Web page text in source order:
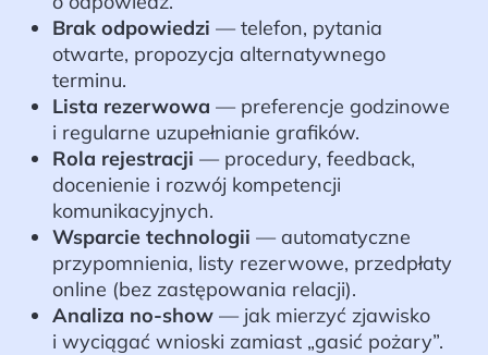
Brak odpowiedzi — telefon, pytania
otwarte, propozycja alternatywnego
terminu.
Lista rezerwowa — preferencje godzinowe
i regularne uzupełnianie grafików.
Rola rejestracji — procedury, feedback,
docenienie i rozwój kompetencji
komunikacyjnych.
Wsparcie technologii — automatyczne
przypomnienia, listy rezerwowe, przedpłaty
online (bez zastępowania relacji).
Analiza no-show— jak mierzyć zjawisko
i wyciągać wnioski zamiast „gasić pożary”.